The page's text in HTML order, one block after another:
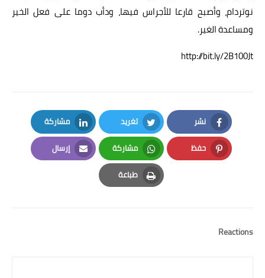
نوتردام، وأصبح قارعا للأجراس فيها، ودأب دوما على فعل الخير
ومساعدة الغير.
http://bit.ly/2B100Jt
نشر
Facebook
تغريد
Twitter
مشاركة
LinkedIn
حفظ
Pinterest
مشاركة
Whatsapp
إرسال
Email
طباعة
Print
Reactions